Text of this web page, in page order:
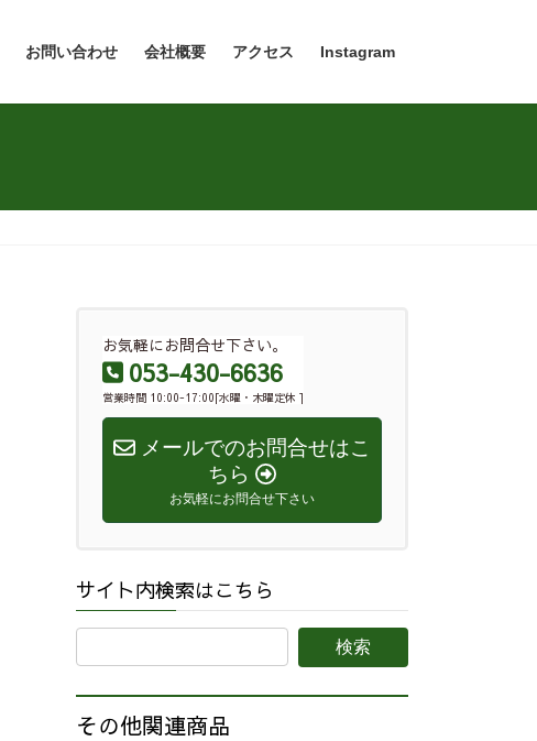
お問い合わせ 会社概要 アクセス Instagram
お気軽にお問合せ下さい。
053-430-6636
営業時間 10:00-17:00[水曜・木曜定休 ]
メールでのお問合せはこ
ちら
お気軽にお問合せ下さい
サイト内検索はこちら
その他関連商品